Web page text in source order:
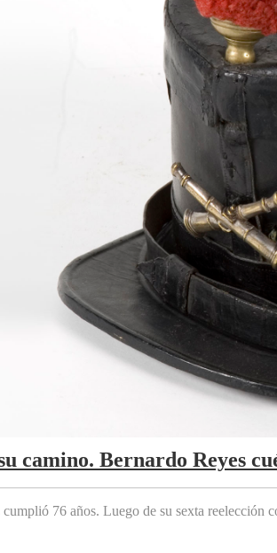
camino. Bernardo Reyes
76 años. Luego de su sexta reelección